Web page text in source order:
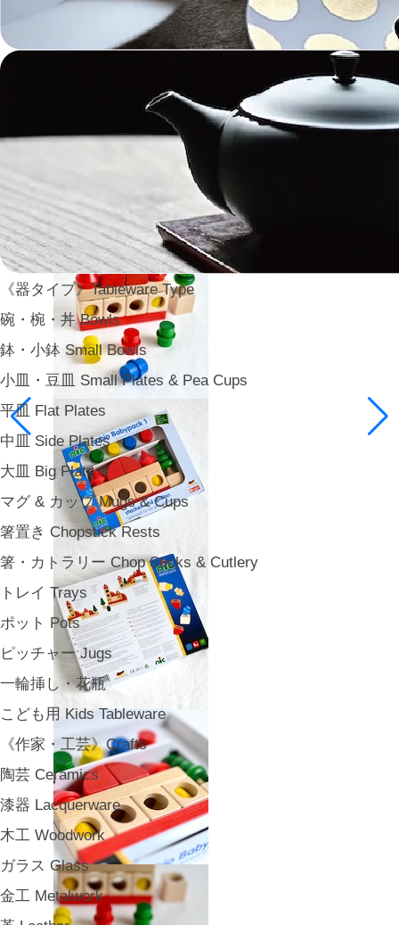
《器タイプ》Tableware Type
碗・椀・丼 Bowls
鉢・小鉢 Small Bowls
小皿・豆皿 Small Plates & Pea Cups
平皿 Flat Plates
中皿 Side Plates
大皿 Big Plate
マグ & カップ Mugs & Cups
箸置き Chopstick Rests
箸・カトラリー Chop Sticks & Cutlery
トレイ Trays
ポット Pots
ピッチャー Jugs
一輪挿し・花瓶
こども用 Kids Tableware
《作家・工芸》Crafts
陶芸 Ceramics
漆器 Lacquerware
木工 Woodwork
ガラス Glass
金工 Metalwork